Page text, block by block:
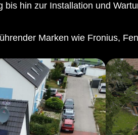
hin zur Installation und
Marken wie Fronius,